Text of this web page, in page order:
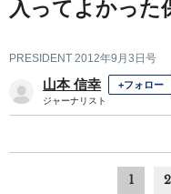
入ってよかった
PRESIDENT 2012年9月3日号
山本 信幸 +フォロー
ジャーナリスト
1 2